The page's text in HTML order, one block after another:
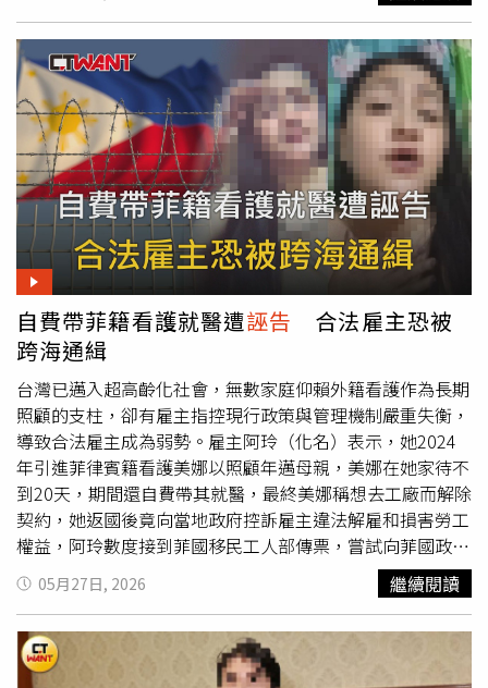
重壓縮打詐、緝毒等重大案件的偵辦時間，導致司法機關於
涉嫌共犯、上下游組織及串證滅證風險高之案件中，調查能
力大幅受限。該提案不僅引發法界與檢方強烈反對，甚至連
自家人都不挺，國民黨立委吳宗憲便公開直言，此修法將導
致我國刑事犯罪偵查全面崩潰。李坤城進一步質疑，藍白陣
營「因人設事」的手段已非首例。立法院稍早強行三讀通過
「公職人員選舉罷免法」第26條修正案，放寬易服社會勞動
者的參選限制，此舉顯然是為特定人士量身打造的「高虹安
條款」。由於高虹安誣告案二審遭判處有期徒刑6月，未來
若判決確定且准予易服社會勞動，依法恐無法登記參選，藍
白卻在選舉登記前夕迅速修正法律，時間點與高虹安案高度
吻合，完全是在為其掃除參選障礙。李坤城強調，從國民黨
試圖推動減輕連署行賄罪責的「周典論條款」，到今天強行
通過的「高虹安條款」以及企圖縮短羈押期限的「柯文哲條
款」，藍白種種作為，完全證明在野黨就是把立法權變成為
個案處理法律後果的工具。李坤城表示，法律制度雖可修正
討論，但絕不能淪為服務特定人士的個案工具。請藍白別再
將寶貴的會議時間浪費在替自家人解套，儘速完成總預算審
查，履行立法委員最基本的法定職責。
自費帶菲籍看護就醫遭誣告 合法雇主恐被
跨海通緝
台灣已邁入超高齡化社會，無數家庭仰賴外籍看護作為長期
照顧的支柱，卻有雇主指控現行政策與管理機制嚴重失衡，
導致合法雇主成為弱勢。雇主阿玲（化名）表示，她2024
年引進菲律賓籍看護美娜以照顧年邁母親，美娜在她家待不
到20天，期間還自費帶其就醫，最終美娜稱想去工廠而解除
契約，她返國後竟向當地政府控訴雇主違法解雇和損害勞工
權益，阿玲數度接到菲國移民工人部傳票，嘗試向菲國政府
解釋卻未獲回應，恐遭跨海通緝。
05月27日, 2026 繼續閱讀